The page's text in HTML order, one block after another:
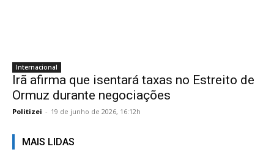
Internacional
Irã afirma que isentará taxas no Estreito de
Ormuz durante negociações
Politizei - 19 de junho de 2026, 16:12h
MAIS LIDAS